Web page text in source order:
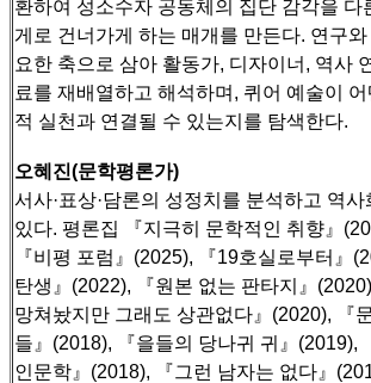
환하여 성소수자 공동체의 집단 감각을 다
게로 건너가게 하는 매개를 만든다. 연구
요한 축으로 삼아 활동가, 디자이너, 역사
료를 재배열하고 해석하며, 퀴어 예술이
적 실천과 연결될 수 있는지를 탐색한다.
오혜진(문학평론가)
서사·표상·담론의 성정치를 분석하고 역
있다. 평론집 『지극히 문학적인 취향』
『비평 포럼』(2025), 『19호실로부터』
탄생』(2022), 『원본 없는 판타지』
망쳐놨지만 그래도 상관없다』(2020),
『
들』(2018), 『을들의 당나귀 귀』(2019),
인문학』(2018), 『그런 남자는 없다』